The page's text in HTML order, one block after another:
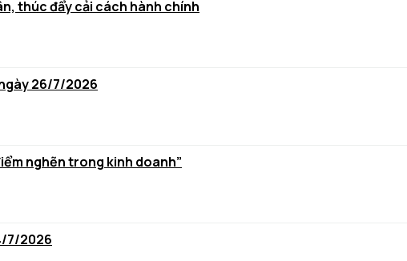
thúc đẩy cải cách hành chính
26/7/2026
nghẽn trong kinh doanh”
7/2026